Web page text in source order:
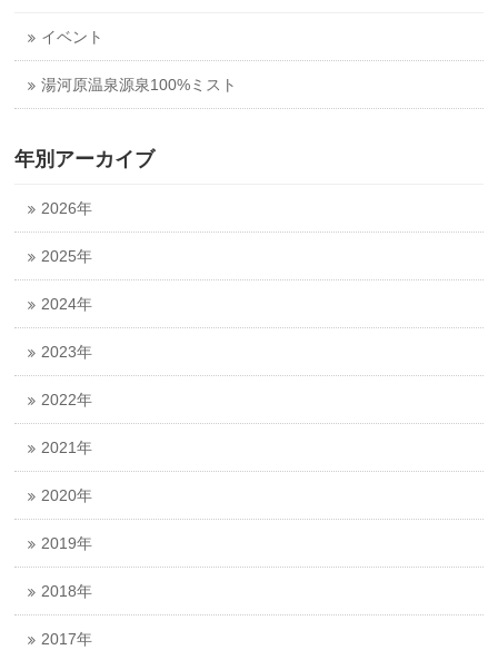
イベント
湯河原温泉源泉100%ミスト
年別アーカイブ
2026年
2025年
2024年
2023年
2022年
2021年
2020年
2019年
2018年
2017年